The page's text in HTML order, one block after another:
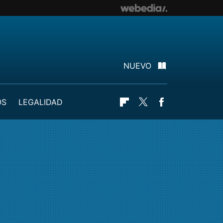
NUEVO
LEGALIDAD
Flipboard
Twitter